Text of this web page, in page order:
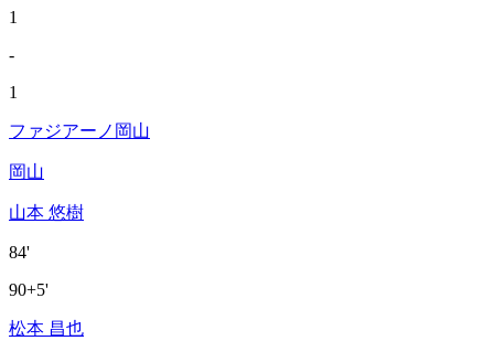
1
-
1
ファジアーノ岡山
岡山
山本 悠樹
84'
90+5'
松本 昌也